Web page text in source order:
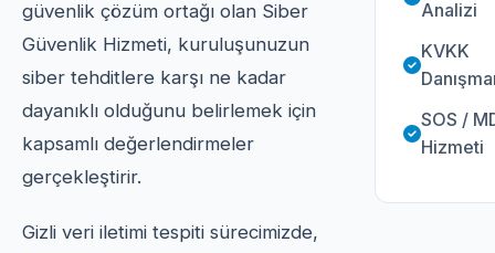
güvenlik çözüm ortağı olan Siber
Güvenlik Hizmeti, kuruluşunuzun
siber tehditlere karşı ne kadar
dayanıklı olduğunu belirlemek için
kapsamlı değerlendirmeler
gerçekleştirir.
Gizli veri iletimi tespiti sürecimizde,
Analizi
KVKK
SOS /
Hizmeti